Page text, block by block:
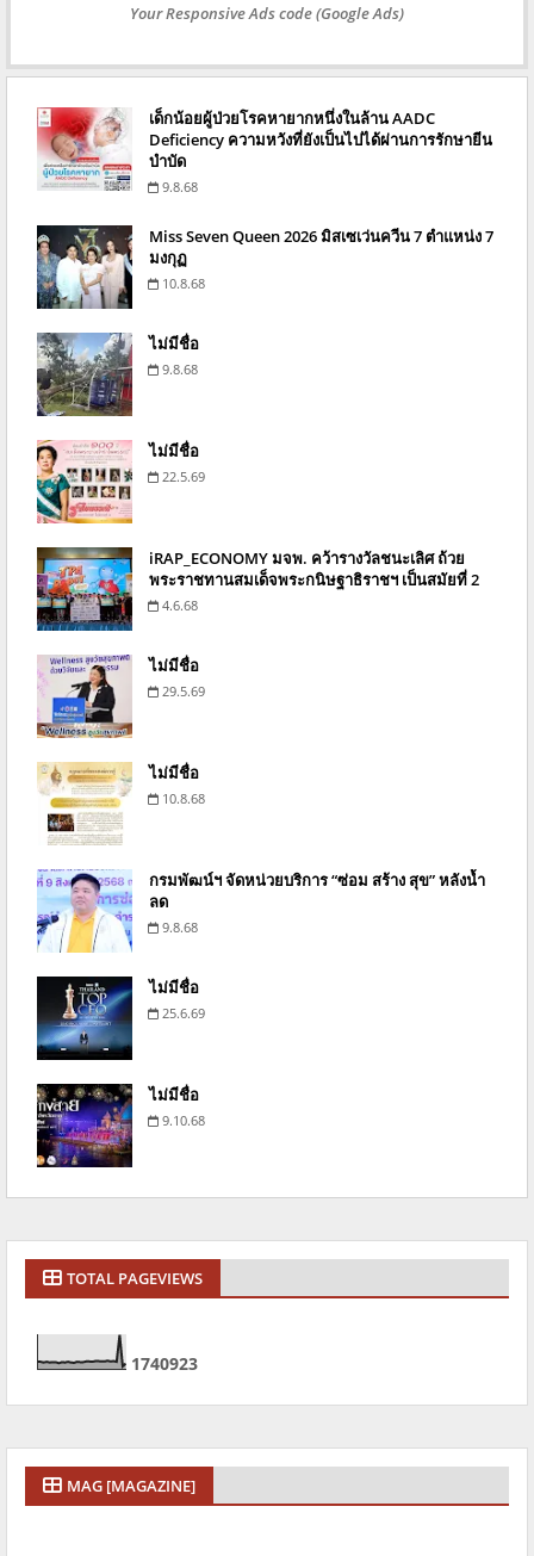
Your Responsive Ads code (Google Ads)
เด็กน้อยผู้ป่วยโรคหายากหนึ่งในล้าน AADC
Deficiency ความหวังที่ยังเป็นไปได้ผ่านการรักษายีน
บำบัด
9.8.68
Miss Seven Queen 2026 มิสเซเว่นควีน 7 ตำแหน่ง 7
มงกุฏ
10.8.68
ไม่มีชื่อ
9.8.68
ไม่มีชื่อ
22.5.69
iRAP_ECONOMY มจพ. คว้ารางวัลชนะเลิศ ถ้วย
พระราชทานสมเด็จพระกนิษฐาธิราชฯ เป็นสมัยที่ 2
4.6.68
ไม่มีชื่อ
29.5.69
ไม่มีชื่อ
10.8.68
กรมพัฒน์ฯ จัดหน่วยบริการ “ซ่อม สร้าง สุข” หลังน้ำ
ลด
9.8.68
ไม่มีชื่อ
25.6.69
ไม่มีชื่อ
9.10.68
TOTAL PAGEVIEWS
1740923
MAG [MAGAZINE]